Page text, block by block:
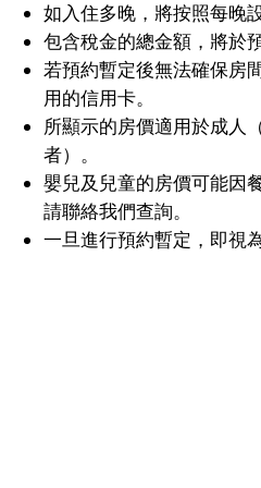
如入住多晚，將按照每晚
包含稅金的總金額，將於
若預約暫定後無法確保房
用的信用卡。
所顯示的房價適用於成人
者）。
嬰兒及兒童的房價可能因
請聯絡我們查詢。
一旦進行預約暫定，即視